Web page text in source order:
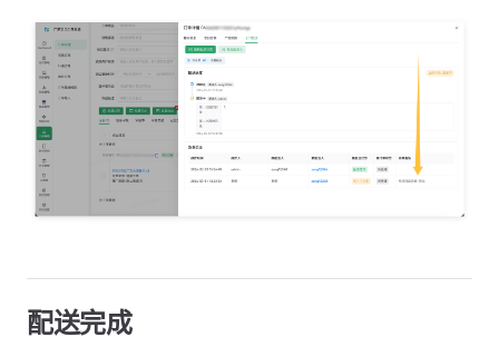
配送完成